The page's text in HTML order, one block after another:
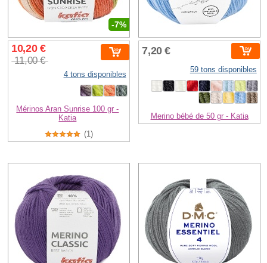
-7%
10,20 €
11,00 €
4 tons disponibles
Mérinos Aran Sunrise 100 gr -
Katia
(1)
7,20 €
59 tons disponibles
Merino bébé de 50 gr - Katia